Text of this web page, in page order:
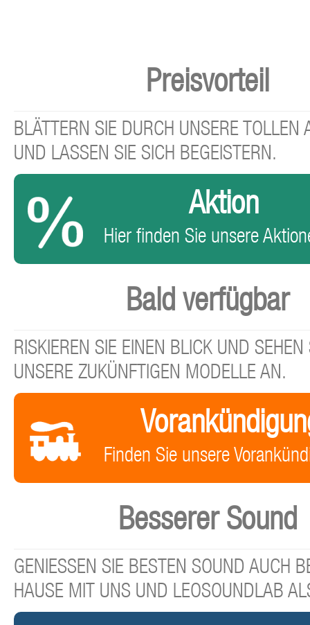
Preisvorteil
BLÄTTERN SIE DURCH UNSERE TOLLEN
UND LASSEN SIE SICH BEGEISTERN.
Aktion
Hier finden Sie unsere
Bald verfügbar
RISKIEREN SIE EINEN BLICK UND SEHEN
UNSERE ZUKÜNFTIGEN MODELLE AN.
Finden Sie unsere
Besserer Sound
GENIESSEN SIE BESTEN SOUND AUCH
HAUSE MIT UNS UND LEOSOUNDLAB